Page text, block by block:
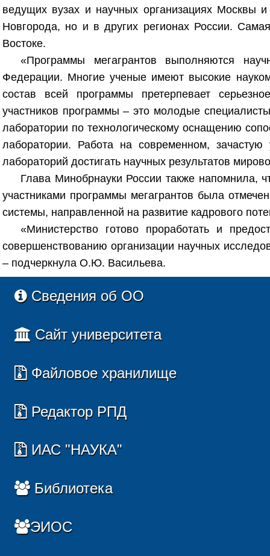
ведущих вузах и научных организациях Москвы
Новгорода, но и в других регионах России.
Востоке.
«Программы мегагрантов выполняются
Федерации. Многие ученые имеют высокие
состав всей программы претерпевает
участников программы – это молодые
лаборатории по технологическому оснащению
лаборатории. Работа на современном, зачастую
лабораторий достигать научных результатов
Глава Минобрнауки России также напомнила,
участниками программы мегагрантов была
системы, направленной на развитие кадрового
«Министерство готово проработать и
совершенствованию организации научных
– подчеркнула О.Ю. Васильева.
Сведения об ОО
Сайт университета
Файловое хранилище
Редактор РПД
ИАС "НАУКА"
Библиотека
ЭИОС